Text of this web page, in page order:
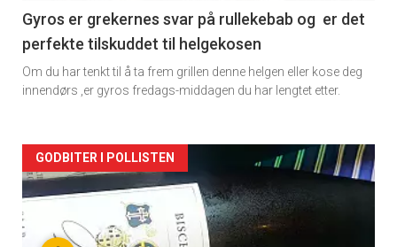
2
Gyros er grekernes svar på rullekebab og er det
perfekte tilskuddet til helgekosen
Om du har tenkt til å ta frem grillen denne helgen eller kose deg
innendørs ,er gyros fredags-middagen du har lengtet etter.
Forsiden
akkurat
nå
GODBITER I POLLISTEN